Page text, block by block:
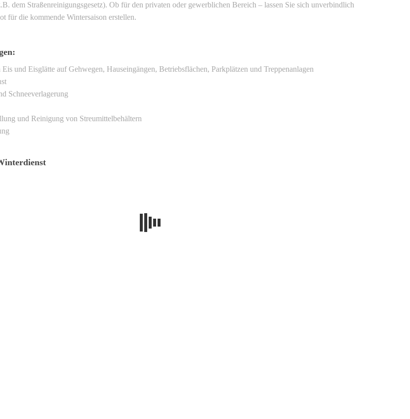
dem Straßenreinigungsgesetz). Ob für den privaten oder gewerblichen Bereich – lassen Sie sich unverbindlich
für die kommende Wintersaison erstellen.
und Eisglätte auf Gehwegen, Hauseingängen, Betriebsflächen, Parkplätzen und Treppenanlagen
Schneeverlagerung
und Reinigung von Streumittelbehältern